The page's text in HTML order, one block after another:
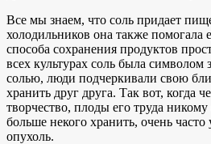
Все мы знаем, что соль придает
холодильников она также помогала
способа сохранения продуктов
всех культурах соль была символом
солью, люди подчеркивали свою
хранить друг друга. Так вот, когда
творчество, плоды его труда
больше некого хранить, очень часто
опухоль.